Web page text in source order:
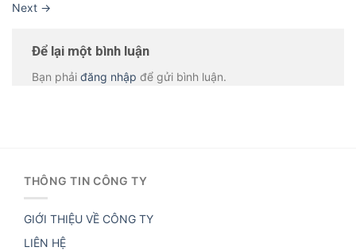
Next →
Để lại một bình luận
Bạn phải đăng nhập để gửi bình luận.
THÔNG TIN CÔNG TY
GIỚI THIỆU VỀ CÔNG TY
LIÊN HỆ